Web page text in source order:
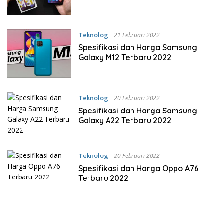
Teknologi 21 Februari 2022
Spesifikasi dan Harga Samsung
Galaxy M12 Terbaru 2022
Teknologi 20 Februari 2022
Spesifikasi dan Harga Samsung
Galaxy A22 Terbaru 2022
Teknologi 20 Februari 2022
Spesifikasi dan Harga Oppo A76
Terbaru 2022